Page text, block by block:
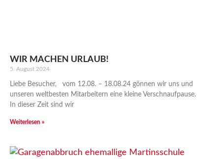
WIR MACHEN URLAUB!
5. August 2024
Liebe Besucher, vom 12.08. – 18.08.24 gönnen wir uns und
unseren weltbesten Mitarbeitern eine kleine Verschnaufpause.
In dieser Zeit sind wir
Weiterlesen »